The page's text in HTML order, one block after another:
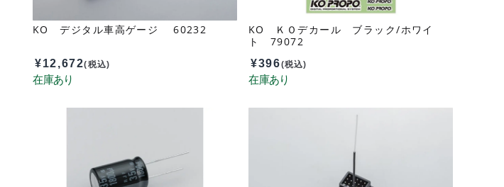
KO デジタル車高ゲージ 60232
¥12,672(税込)
KO ＫＯデカール ブラック/ホワイ
ト 79072
¥396(税込)